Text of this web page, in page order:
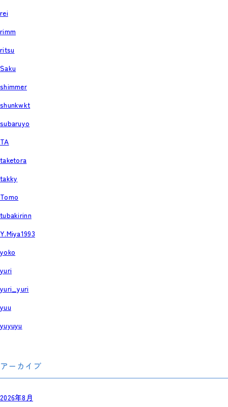
rei
rimm
ritsu
Saku
shimmer
shunkwkt
subaruyo
TA
taketora
takky
Tomo
tubakirinn
Y.Miya1993
yoko
yuri
yuri_yuri
yuu
yuyuyu
アーカイブ
2026年8月